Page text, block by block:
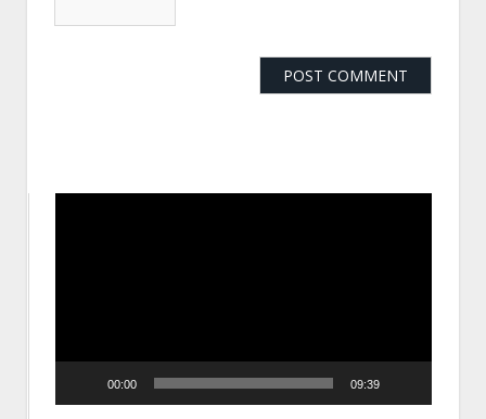
00:00 09:39